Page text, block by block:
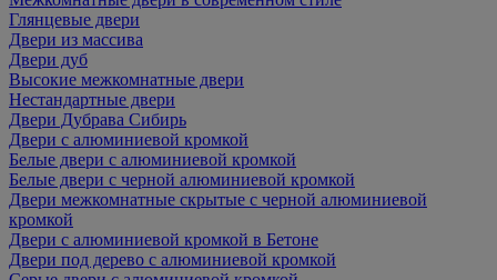
Глянцевые двери
Двери из массива
Двери дуб
Высокие межкомнатные двери
Нестандартные двери
Двери Дубрава Сибирь
Двери с алюминиевой кромкой
Белые двери с алюминиевой кромкой
Белые двери с черной алюминиевой кромкой
Двери межкомнатные скрытые с черной алюминиевой
кромкой
Двери с алюминиевой кромкой в Бетоне
Двери под дерево с алюминиевой кромкой